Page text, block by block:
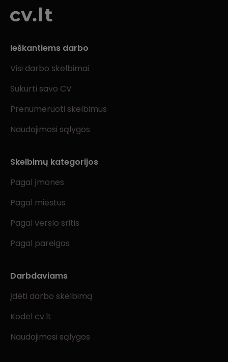
Ieškantiems darbo
Visi darbo skelbimai
Sukurti savo CV
Prenumeruoti skelbimus
Naudojimosi sąlygos
Skelbimų kategorijos
Pagal įmones
Pagal miestus
Pagal verslo sritis
Pagal pareigas
Darbdaviams
Įdėti darbo skelbimą
Kodėl cv.lt
Naudojimosi sąlygos